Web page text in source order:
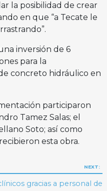
la posibilidad de crear
en que “a Tecate le
inversión de 6
para la
concreto hidráulico en
participaron
Tamez Salas; el
Soto; así como
esta obra.
NEXT:
gracias a personal de